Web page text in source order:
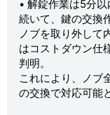
• 解錠作業は5分以
続いて、鍵の交換
ノブを取り外して
はコストダウン仕
判明。
これにより、ノブ
の交換で対応可能